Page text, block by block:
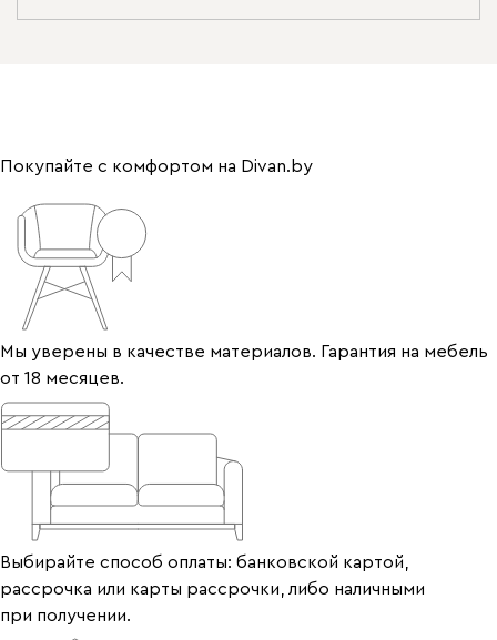
Покупайте с комфортом на Divan.by
Мы уверены в качестве материалов. Гарантия на мебель
от 18 месяцев.
Выбирайте способ оплаты: банковской картой,
рассрочка или карты рассрочки, либо наличными
при получении.